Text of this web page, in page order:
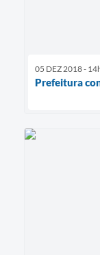
05 DEZ 2018 -
Prefeitura